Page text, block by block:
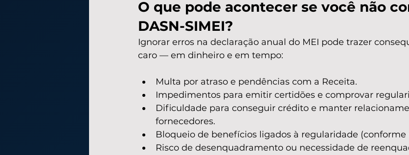
O que pode acontecer se você não
DASN-SIMEI?
Ignorar erros na declaração anual do MEI pode trazer
caro — em dinheiro e em tempo:
Multa por atraso e pendências com a Receita.
Impedimentos para emitir certidões e comprovar
Dificuldade para conseguir crédito e manter
fornecedores.
Bloqueio de benefícios ligados à regularidade (conforme
Risco de desenquadramento ou necessidade de